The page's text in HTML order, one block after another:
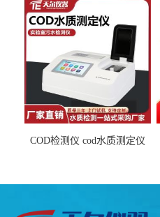
COD检测仪 cod水质测定仪